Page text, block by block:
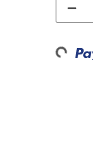
Loading...